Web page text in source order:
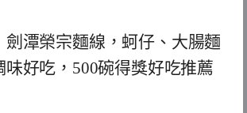
劍潭榮宗麵線，蚵仔、大腸麵
味好吃，500碗得獎好吃推薦